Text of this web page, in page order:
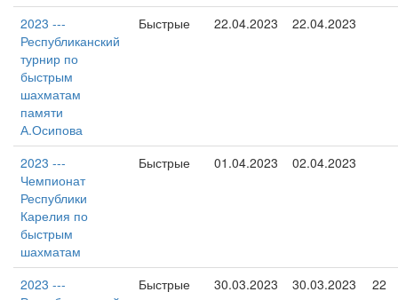
2023 ---
Республиканский
турнир по
быстрым
шахматам
памяти
А.Осипова
Быстрые 22.04.2023 22.04.2023
2023 ---
Чемпионат
Республики
Карелия по
быстрым
шахматам
Быстрые 01.04.2023 02.04.2023
2023 ---
Быстрые 30.03.2023 30.03.2023 22